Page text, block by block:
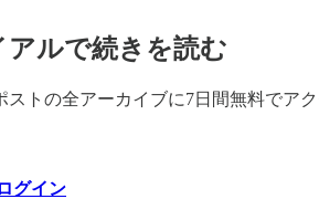
アルで続きを読む
トの全アーカイブに7日間無料でアク
ログイン